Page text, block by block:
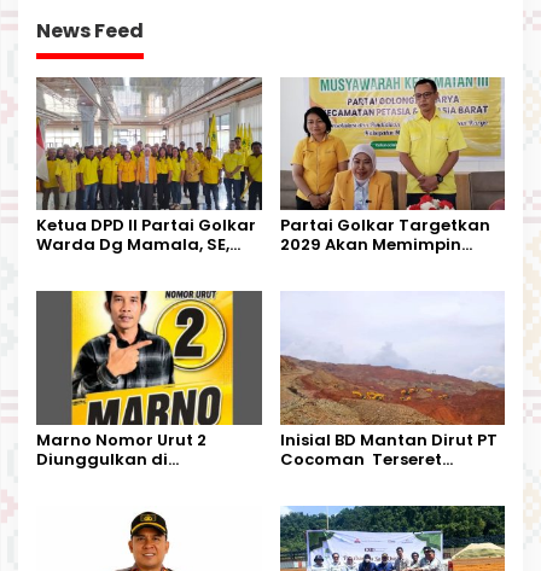
News Feed
Ketua DPD II Partai Golkar
Warda Dg Mamala, SE,
Kecamatan Petbar
Partai Golkar Targetkan
2029 Akan Memimpin
Marno Nomor Urut 2
Diunggulkan di
Harapan Warga
Inisial BD Mantan Dirut PT
Cocoman Terseret
Kalimantan Barat